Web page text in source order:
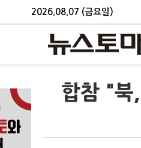
2026.08.07 (금요일)
합참 "북